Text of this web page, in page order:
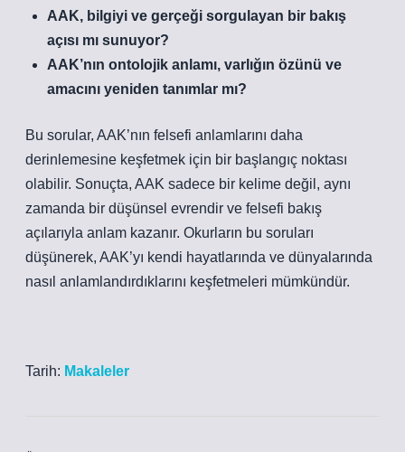
AAK, bilgiyi ve gerçeği sorgulayan bir bakış
açısı mı sunuyor?
AAK’nın ontolojik anlamı, varlığın özünü ve
amacını yeniden tanımlar mı?
Bu sorular, AAK’nın felsefi anlamlarını daha
derinlemesine keşfetmek için bir başlangıç noktası
olabilir. Sonuçta, AAK sadece bir kelime değil, aynı
zamanda bir düşünsel evrendir ve felsefi bakış
açılarıyla anlam kazanır. Okurların bu soruları
düşünerek, AAK’yı kendi hayatlarında ve dünyalarında
nasıl anlamlandırdıklarını keşfetmeleri mümkündür.
Tarih: Makaleler